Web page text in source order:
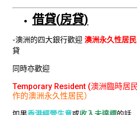
借貸(房貸)
-澳洲的四大銀行歡迎 澳洲永久性居
貸
同時亦歡迎
Temporary Resident (澳洲臨時居
作的澳洲永久性居民）